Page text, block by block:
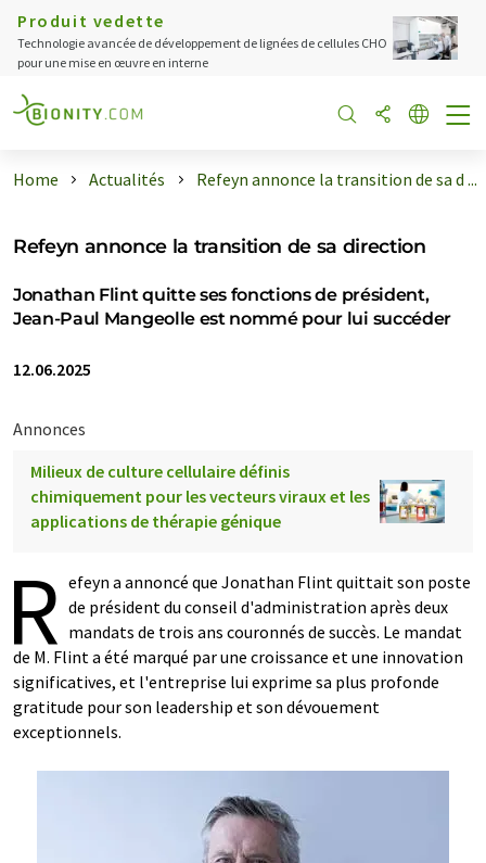
Produit vedette
Technologie avancée de développement de lignées de cellules CHO
pour une mise en œuvre en interne
Home Actualités Refeyn annonce la transition de sa d ...
Refeyn annonce la transition de sa direction
Jonathan Flint quitte ses fonctions de président,
Jean-Paul Mangeolle est nommé pour lui succéder
12.06.2025
Annonces
Milieux de culture cellulaire définis
chimiquement pour les vecteurs viraux et les
applications de thérapie génique
R efeyn a annoncé que Jonathan Flint quittait son poste
de président du conseil d'administration après deux
mandats de trois ans couronnés de succès. Le mandat
de M. Flint a été marqué par une croissance et une innovation
significatives, et l'entreprise lui exprime sa plus profonde
gratitude pour son leadership et son dévouement
exceptionnels.